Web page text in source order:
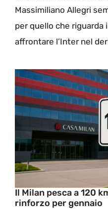
Massimiliano Allegri
per quello che riguarda
affrontare l’Inter nel
Il Milan pesca a 120
rinforzo per gennaio